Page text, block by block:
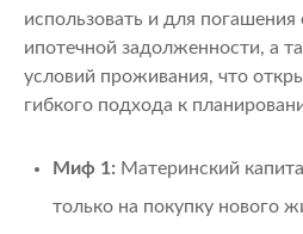
использовать и для
ипотечной задолженности, а
условий проживания, что
гибкого подхода к
Миф 1: Материнский
только на покупку нового